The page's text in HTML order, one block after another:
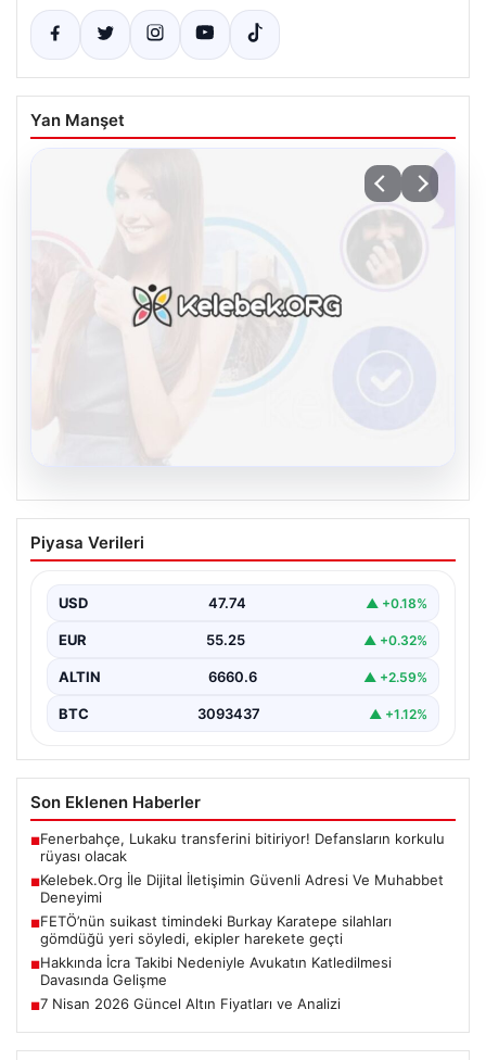
Yan Manşet
08.08.2026
Kelebek.Org İle Dijital İletişimin Güvenli
Adresi Ve Muhabbet Deneyimi
oluşturması ciddi bir hassasiyet barındırmaktadır.
Günümüzde birçok…
Piyasa Verileri
USD 47.74 ▲ +0.18%
EUR 55.25 ▲ +0.32%
ALTIN 6660.6 ▲ +2.59%
BTC 3093437 ▲ +1.12%
Son Eklenen Haberler
■Fenerbahçe, Lukaku transferini bitiriyor! Defansların korkulu
rüyası olacak
■Kelebek.Org İle Dijital İletişimin Güvenli Adresi Ve Muhabbet
Deneyimi
■FETÖ’nün suikast timindeki Burkay Karatepe silahları
gömdüğü yeri söyledi, ekipler harekete geçti
■Hakkında İcra Takibi Nedeniyle Avukatın Katledilmesi
Davasında Gelişme
■7 Nisan 2026 Güncel Altın Fiyatları ve Analizi